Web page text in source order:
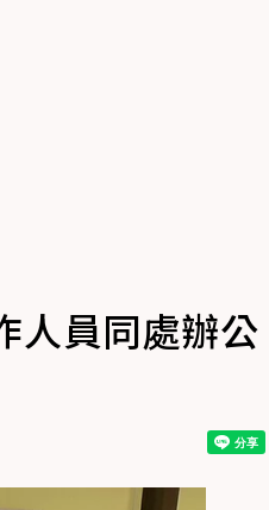
人員同處辦公